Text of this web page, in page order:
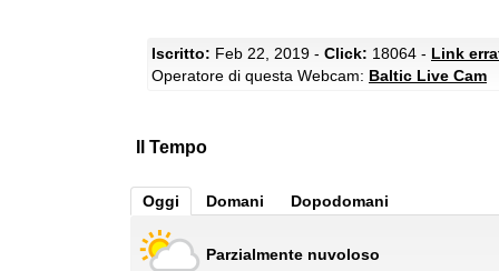
Iscritto: Feb 22, 2019 - Click: 18064 - Link
Operatore di questa Webcam: Baltic Live Cam
Il Tempo
Oggi Domani Dopodomani
Parzialmente nuvoloso